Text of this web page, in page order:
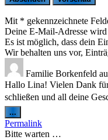
Mit * gekennzeichnete
Deine E-Mail-Adresse
Es ist möglich, dass dein
Wir behalten uns vor,
Familie Borkenfeld
Hallo Lina! Vielen Dank für
schließen und all deine
...
Metabox
ein-/ausblenden.
Permalink
Bitte warten …